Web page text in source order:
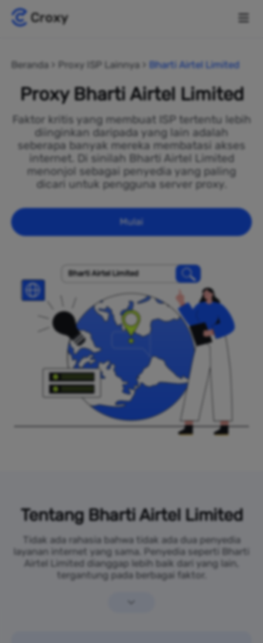
Beranda Proxy ISP Lainnya Bharti Airtel Limited
Proxy Bharti Airtel Limited
Faktor kritis yang membuat ISP tertentu lebih
diinginkan daripada yang lain adalah
seberapa banyak mereka membatasi akses
internet. Di sinilah Bharti Airtel Limited
menonjol sebagai penyedia yang paling
dicari untuk pengguna server proxy.
Mulai
Bharti Airtel Limited
Tentang Bharti Airtel Limited
Tidak ada rahasia bahwa tidak ada dua penyedia
layanan internet yang sama. Penyedia seperti Bharti
Airtel Limited dianggap lebih baik dari yang lain,
tergantung pada berbagai faktor.